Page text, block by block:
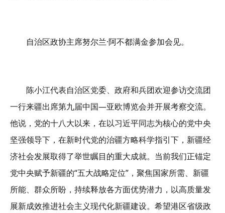
自治区政协主席努尔兰·阿不都满金参加会见。
陈小江代表自治区党委、政府和兵团欢迎参访交流团
一行来疆出席第九届中国—亚欧博览会并开展考察交流。
他说，党的十八大以来，在以习近平同志为核心的党中央
坚强领导下，在新时代党的治疆方略科学指引下，新疆经
济社会发展取得了举世瞩目的重大成就。当前我们正锚定
党中央赋予新疆的“五大战略定位”，聚焦国家所需、新疆
所能、群众所盼，持续释放各方面优势潜力，以高质量发
展新成效推进社会主义现代化新疆建设。希望港区省级政